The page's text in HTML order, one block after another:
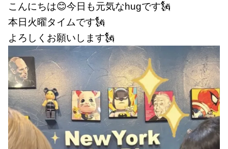
こんにちは😊今日も元気なhugです🗽
本日火曜タイムです🗽
よろしくお願いします🗽